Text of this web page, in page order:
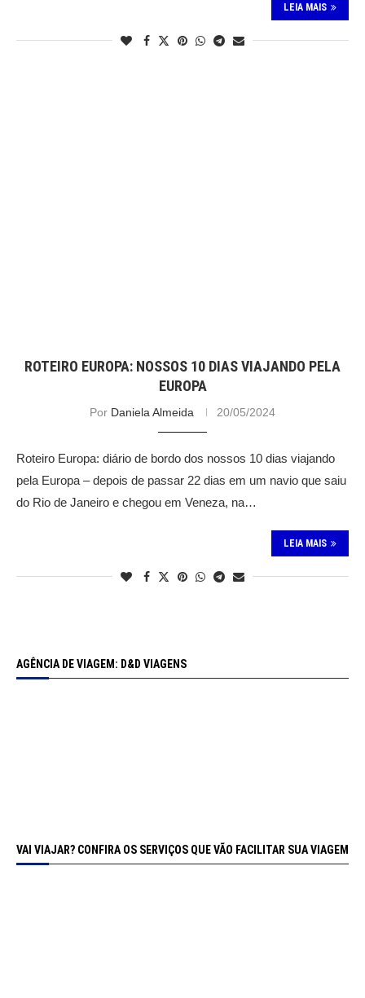
LEIA MAIS
ROTEIRO EUROPA: NOSSOS 10 DIAS VIAJANDO PELA
EUROPA
Por Daniela Almeida 20/05/2024
Roteiro Europa: diário de bordo dos nossos 10 dias viajando
pela Europa – depois de passar 22 dias em um navio que saiu
do Rio de Janeiro e chegou em Veneza, na…
LEIA MAIS
AGÊNCIA DE VIAGEM: D&D VIAGENS
VAI VIAJAR? CONFIRA OS SERVIÇOS QUE VÃO FACILITAR SUA VIAGEM